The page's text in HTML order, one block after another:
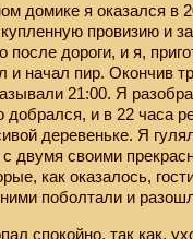
домике я оказался в
провизию и
после дороги, и я,
и начал пир. Окончив
21:00. Я
и в 22 часа
деревеньке. Я
с двумя своими
как оказалось,
поболтали и
спокойно, так как,